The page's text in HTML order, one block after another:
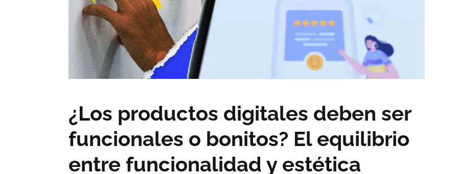
¿Los productos digitales deben ser
funcionales o bonitos? El equilibrio
entre funcionalidad y estética